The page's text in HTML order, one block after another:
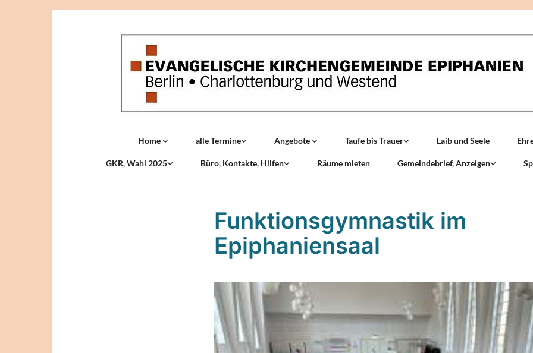
Home alle Termine Angebote Taufe bis Trauer Laib und Seele
GKR, Wahl 2025 Büro, Kontakte, Hilfen Räume mieten Gemeindebrief, Anzeigen
Funktionsgymnastik im
Epiphaniensaal